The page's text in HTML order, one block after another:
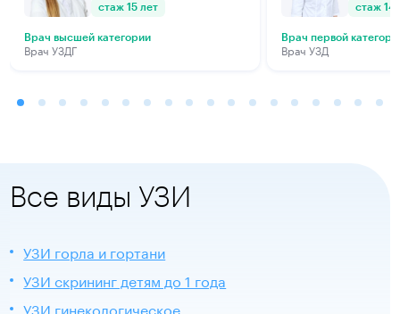
стаж 15 лет
Врач высшей категории
Врач УЗДГ
стаж 14
Врач первой
Врач УЗД
Все виды УЗИ
УЗИ горла и гортани
УЗИ скрининг детям до 1 года
УЗИ гинекологическое